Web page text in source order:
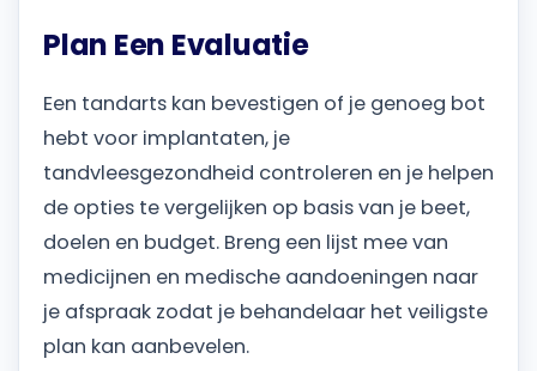
Plan Een Evaluatie
Een tandarts kan bevestigen of je genoeg bot
hebt voor implantaten, je
tandvleesgezondheid controleren en je helpen
de opties te vergelijken op basis van je beet,
doelen en budget. Breng een lijst mee van
medicijnen en medische aandoeningen naar
je afspraak zodat je behandelaar het veiligste
plan kan aanbevelen.